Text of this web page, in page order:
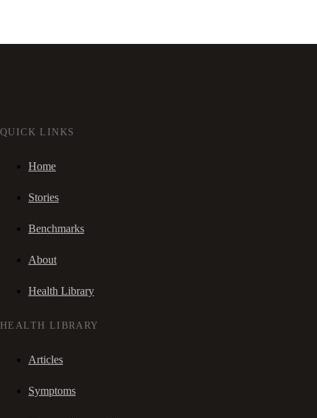
QUICK LINKS
Home
Stories
Benchmarks
About
Health Library
HEALTH LIBRARY
Articles
Symptoms